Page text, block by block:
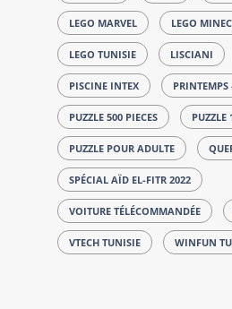
LEGO MARVEL LEGO
LEGO TUNISIE LISCIANI
PISCINE INTEX PRINTEMPS
PUZZLE 500 PIECES PUZZLE
PUZZLE POUR ADULTE
SPÉCIAL AÏD EL-FITR 2022
VOITURE TÉLÉCOMMANDÉE
VTECH TUNISIE WINFUN